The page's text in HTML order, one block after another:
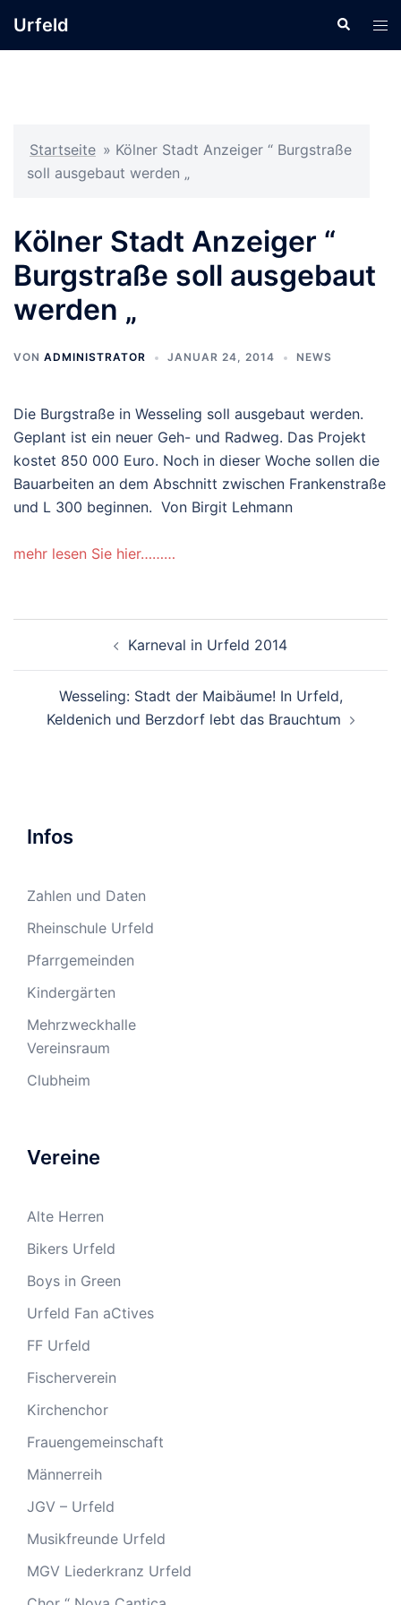
InhaltUrfeld Suche
Startseite » Kölner Stadt Anzeiger “ Burgstraße
soll ausgebaut werden „
Kölner Stadt Anzeiger “
Burgstraße soll ausgebaut
werden „
VON ADMINISTRATOR JANUAR 24, 2014 NEWS
Die Burgstraße in Wesseling soll ausgebaut werden.
Geplant ist ein neuer Geh- und Radweg. Das Projekt
kostet 850 000 Euro. Noch in dieser Woche sollen die
Bauarbeiten an dem Abschnitt zwischen Frankenstraße
und L 300 beginnen. Von Birgit Lehmann
mehr lesen Sie hier………
Karneval in Urfeld 2014
Wesseling: Stadt der Maibäume! In Urfeld,
Keldenich und Berzdorf lebt das Brauchtum
Infos
Zahlen und Daten
Rheinschule Urfeld
Pfarrgemeinden
Kindergärten
Mehrzweckhalle
Vereinsraum
Clubheim
Vereine
Alte Herren
Bikers Urfeld
Boys in Green
Urfeld Fan aCtives
FF Urfeld
Fischerverein
Kirchenchor
Frauengemeinschaft
Männerreih
JGV – Urfeld
Musikfreunde Urfeld
MGV Liederkranz Urfeld